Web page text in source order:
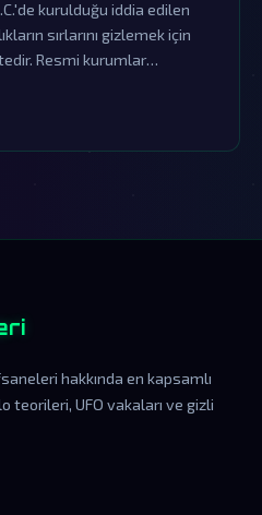
kurulduğu iddia edilen
sırlarını gizlemek için
Resmi kurumlar
devasa bir komplo
hakkında en kapsamlı
teorileri, UFO vakaları ve gizli